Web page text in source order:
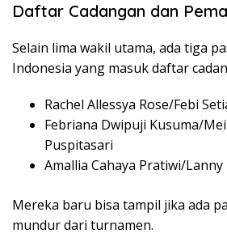
Daftar Cadangan dan
Selain lima wakil utama, ada tiga
Indonesia yang masuk daftar
Rachel Allessya Rose/Febi
Febriana Dwipuji Kusuma/
Puspitasari
Amallia Cahaya Pratiwi/
Mereka baru bisa tampil jika ada
mundur dari turnamen.